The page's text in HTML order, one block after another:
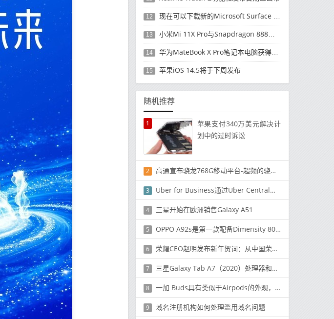
12 现在可以下载新的Microsoft Surface Duo更新
13 小米Mi 11X Pro与Snapdragon 888处理器一起发布
14 华为MateBook X Pro笔记本电脑获得全新升级
15 苹果iOS 14.5将于下周发布
随机推荐
1
苹果支付340万美元解决计
划中的过时诉讼
2 高通宣布骁龙768G移动平台-超频的骁龙765G
3 Uber for Business通过Uber Central扩展服务
4 三星开始在欧洲销售Galaxy A51
5 OPPO A92s是第一款配备Dimensity 800处理器的手机
6 荣耀CEO赵明发布新年贺词：从中国荣耀走向世界荣耀
7 三星Galaxy Tab A7（2020）处理器和颜色变体在亚马逊印度发布
8 一加 Buds具有类似于Airpods的外观，功能强大的音频命中！
9 域名注册机构如何处理滥用域名问题